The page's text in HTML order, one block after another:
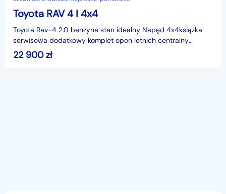
Toyota RAV 4 I 4x4
Toyota Rav-4 2.0 benzyna stan idealny Napęd 4x4książka
serwisowa dodatkowy komplet opon letnich centralny
zamekelektryczne szyby wspomaganie 2 x poduszka powiet
22 900zł